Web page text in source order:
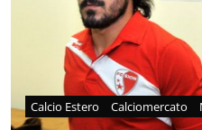
Calcio Estero Calciomercato